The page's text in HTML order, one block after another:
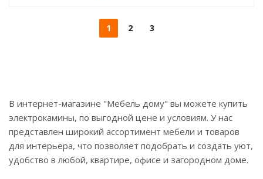
1 2 3
В интернет-магазине "Мебель дому" вы можете купить
электрокамины, по выгодной цене и условиям. У нас
представлен широкий ассортимент мебели и товаров
для интерьера, что позволяет подобрать и создать уют,
удобство в любой, квартире, офисе и загородном доме.